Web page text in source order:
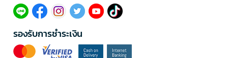
รองรับการชำระเงิน